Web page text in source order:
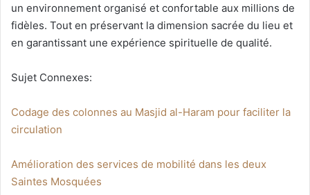
un environnement organisé et confortable aux millions de
fidèles. Tout en préservant la dimension sacrée du lieu et
en garantissant une expérience spirituelle de qualité.
Sujet Connexes:
Codage des colonnes au Masjid al-Haram pour faciliter la
circulation
Amélioration des services de mobilité dans les deux
Saintes Mosquées